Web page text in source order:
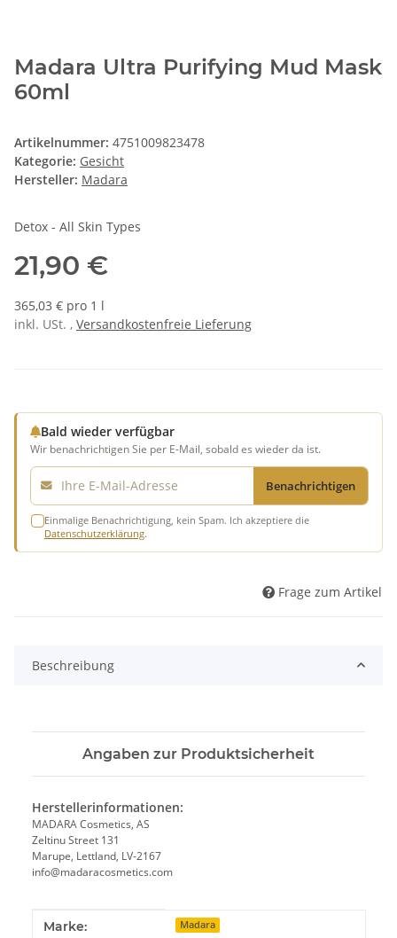
Madara Ultra Purifying Mud Mask
60ml
Artikelnummer: 4751009823478
Kategorie: Gesicht
Hersteller: Madara
Detox - All Skin Types
21,90 €
365,03 € pro 1 l
inkl. USt. , Versandkostenfreie Lieferung
Bald wieder verfügbar
Wir benachrichtigen Sie per E-Mail, sobald es wieder da ist.
E-Mail
Benachrichtigen
Einmalige Benachrichtigung, kein Spam. Ich akzeptiere die
Datenschutzerklärung.
Frage zum Artikel
Beschreibung
Angaben zur Produktsicherheit
Herstellerinformationen:
MADARA Cosmetics, AS
Zeltinu Street 131
Marupe, Lettland, LV-2167
info@madaracosmetics.com
Produkteigenschaft
Wert
Marke: Madara